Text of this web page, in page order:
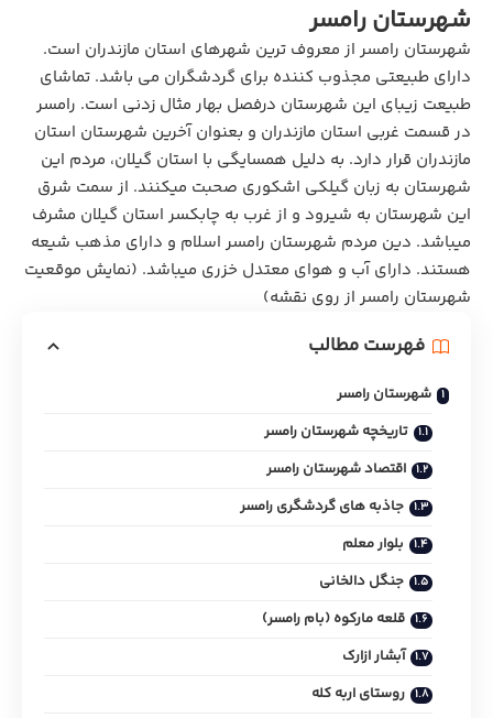
شهرستان رامسر
شهرستان رامسر از معروف ترین شهرهای استان مازندران است.
دارای طبیعتی مجذوب کننده برای گردشگران می باشد. تماشای
طبیعت زیبای این شهرستان درفصل بهار مثال زدنی است. رامسر
در قسمت غربی استان مازندران و بعنوان آخرین شهرستان استان
مازندران قرار دارد. به دلیل همسایگی با استان گیلان، مردم این
شهرستان به زبان گیلکی اشکوری صحبت میکنند. از سمت شرق
این شهرستان به شیرود و از غرب به چابکسر استان گیلان مشرف
میباشد. دین مردم شهرستان رامسر اسلام و دارای مذهب شیعه
هستند. دارای آب و هوای معتدل خزری میباشد. (نمایش موقعیت
شهرستان رامسر از روی نقشه)
فهرست مطالب
شهرستان رامسر
تاریخچه شهرستان رامسر
اقتصاد شهرستان رامسر
جاذبه های گردشگری رامسر
بلوار معلم
جنگل دالخانی
قلعه مارکوه (بام رامسر)
آبشار ازارک
روستای اربه کله